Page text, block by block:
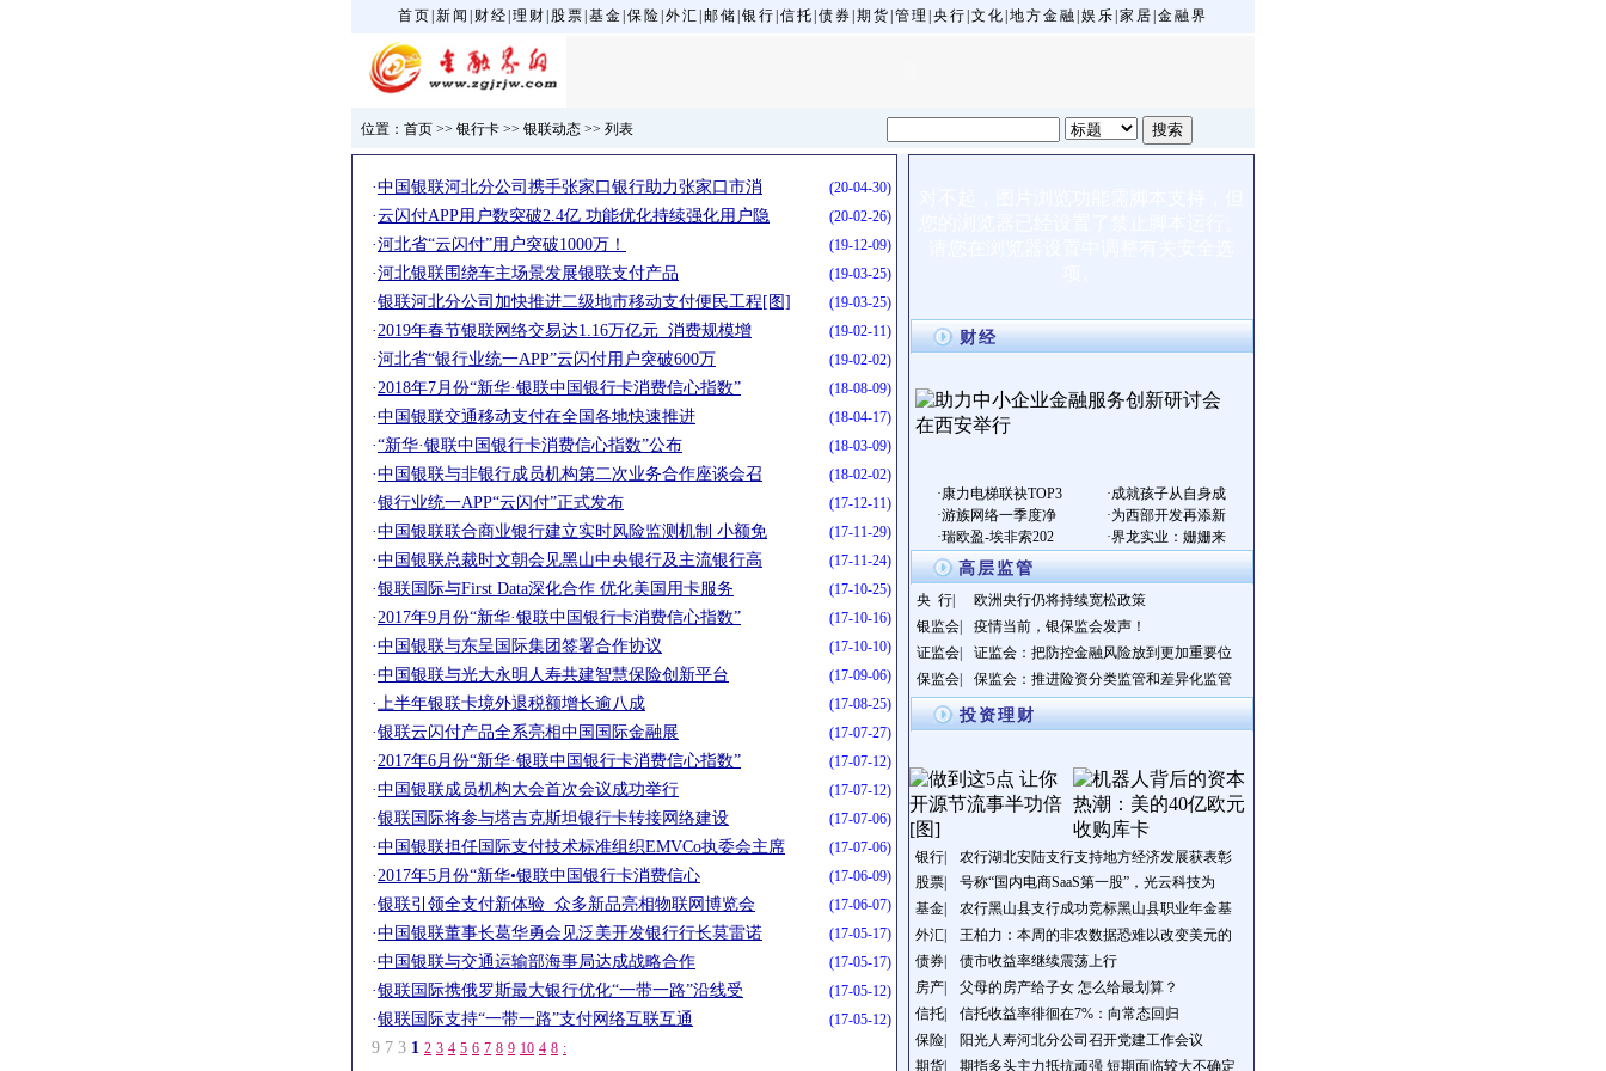
首页 新闻 财经 理财 股票 基金 保险 外汇 邮储 银行 信托 债券 期货 管理 央行 文化 地方金融 娱乐 家居 金融界
位置： 首页 >> 银行卡 >> 银联动态 >> 列表
·中国银联河北分公司携手张家口银行助力张家口市消 (20-04-30)
·云闪付APP用户数突破2.4亿 功能优化持续强化用户隐 (20-02-26)
·河北省“云闪付”用户突破1000万！ (19-12-09)
·河北银联围绕车主场景发展银联支付产品 (19-03-25)
·银联河北分公司加快推进二级地市移动支付便民工程[图] (19-03-25)
·2019年春节银联网络交易达1.16万亿元 消费规模增 (19-02-11)
·河北省“银行业统一APP”云闪付用户突破600万 (19-02-02)
·2018年7月份“新华·银联中国银行卡消费信心指数” (18-08-09)
·中国银联交通移动支付在全国各地快速推进 (18-04-17)
·“新华·银联中国银行卡消费信心指数”公布 (18-03-09)
·中国银联与非银行成员机构第二次业务合作座谈会召 (18-02-02)
·银行业统一APP“云闪付”正式发布 (17-12-11)
·中国银联联合商业银行建立实时风险监测机制 小额免 (17-11-29)
·中国银联总裁时文朝会见黑山中央银行及主流银行高 (17-11-24)
·银联国际与First Data深化合作 优化美国用卡服务 (17-10-25)
·2017年9月份“新华·银联中国银行卡消费信心指数” (17-10-16)
·中国银联与东呈国际集团签署合作协议 (17-10-10)
·中国银联与光大永明人寿共建智慧保险创新平台 (17-09-06)
·上半年银联卡境外退税额增长逾八成 (17-08-25)
·银联云闪付产品全系亮相中国国际金融展 (17-07-27)
·2017年6月份“新华·银联中国银行卡消费信心指数” (17-07-12)
·中国银联成员机构大会首次会议成功举行 (17-07-12)
·银联国际将参与塔吉克斯坦银行卡转接网络建设 (17-07-06)
·中国银联担任国际支付技术标准组织EMVCo执委会主席 (17-07-06)
·2017年5月份“新华•银联中国银行卡消费信心 (17-06-09)
·银联引领全支付新体验 众多新品亮相物联网博览会 (17-06-07)
·中国银联董事长葛华勇会见泛美开发银行行长莫雷诺 (17-05-17)
·中国银联与交通运输部海事局达成战略合作 (17-05-17)
·银联国际携俄罗斯最大银行优化“一带一路”沿线受 (17-05-12)
·银联国际支持“一带一路”支付网络互联互通 (17-05-12)
9 7 3 1 2 3 4 5 6 7 8 9 10 4 8 :
财经
·康力电梯联袂TOP3 ·成就孩子从自身成
·游族网络一季度净 ·为西部开发再添新
·瑞欧盈-埃非索202 ·界龙实业：姗姗来
高层监管
央 行|
欧洲央行仍将持续宽松政策
银监会|
疫情当前，银保监会发声！
证监会|
证监会：把防控金融风险放到更加重要位
保监会|
保监会：推进险资分类监管和差异化监管
投资理财
银行|
农行湖北安陆支行支持地方经济发展获表彰
股票|
号称“国内电商SaaS第一股”，光云科技为
基金|
农行黑山县支行成功竞标黑山县职业年金基
外汇|
王柏力：本周的非农数据恐难以改变美元的
债券|
债市收益率继续震荡上行
房产|
父母的房产给子女 怎么给最划算？
信托|
信托收益率徘徊在7%：向常态回归
保险|
阳光人寿河北分公司召开党建工作会议
期货|
期指多头主力抵抗顽强 短期面临较大不确定